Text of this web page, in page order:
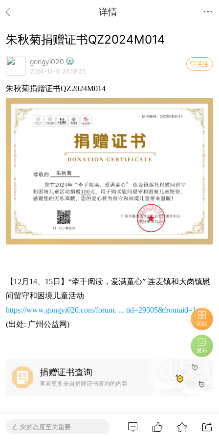
详情
朱秋菊捐赠证书QZ2024M014
关注
gongyi020
2024-12-11 20:58:23
朱秋菊捐赠证书QZ2024M014
【12月14、15日】“牵手阅读，爱满童心” 连麦镇和大岗镇慰
问留守和困境儿童活动
https://www.gongyi020.com/forum. ... tid=29305&fromuid=1
(出处: 广州公益网)
捐赠证书查询
查看更多来自捐赠证书查询的内容
网站推荐
您的态度至关重要...
功能
发布